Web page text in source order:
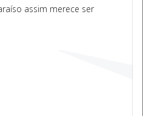
assim merece ser